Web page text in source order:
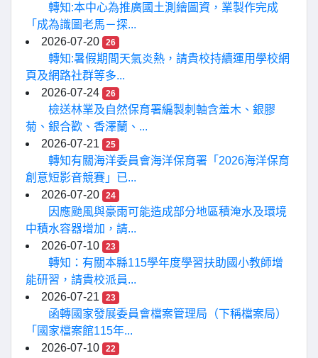
轉知:本中心為推廣國土測繪圖資，業製作完成
「成為識圖老馬－探...
2026-07-20
26
轉知:暑假期間天氣炎熱，請貴校持續運用學校網
頁及網路社群等多...
2026-07-24
26
檢送林業及自然保育署編製刺軸含羞木、銀膠
菊、銀合歡、香澤蘭、...
2026-07-21
25
轉知有關海洋委員會海洋保育署「2026海洋保育
創意短影音競賽」已...
2026-07-20
24
因應颱風與豪雨可能造成部分地區積淹水及環境
中積水容器增加，請...
2026-07-10
23
轉知：有關本縣115學年度學習扶助國小教師增
能研習，請貴校派員...
2026-07-21
23
函轉國家發展委員會檔案管理局（下稱檔案局）
「國家檔案館115年...
2026-07-10
22